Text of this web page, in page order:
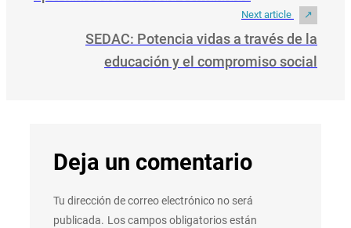
Next article
SEDAC: Potencia vidas a través de la
educación y el compromiso social
Deja un comentario
Tu dirección de correo electrónico no será
publicada. Los campos obligatorios están